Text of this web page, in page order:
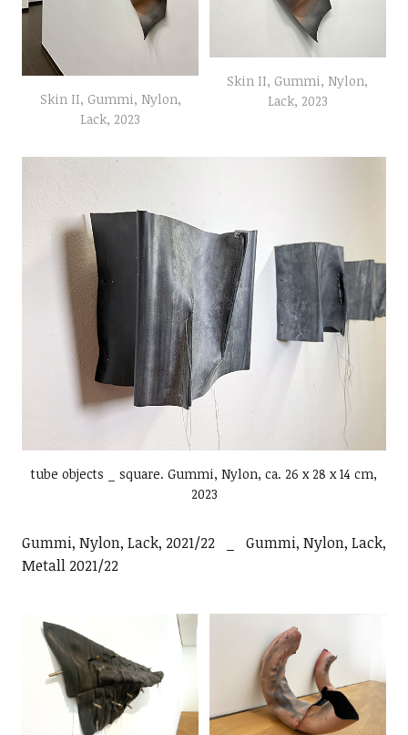
Skin II, Gummi, Nylon,
Lack, 2023
Skin II, Gummi, Nylon,
Lack, 2023
tube objects _ square. Gummi, Nylon, ca. 26 x 28 x 14 cm,
2023
Gummi, Nylon, Lack, 2021/22 _ Gummi, Nylon, Lack,
Metall 2021/22